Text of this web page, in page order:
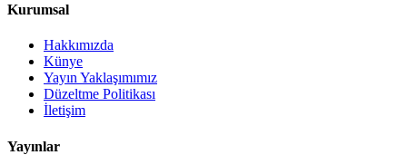
Kurumsal
Hakkımızda
Künye
Yayın Yaklaşımımız
Düzeltme Politikası
İletişim
Yayınlar